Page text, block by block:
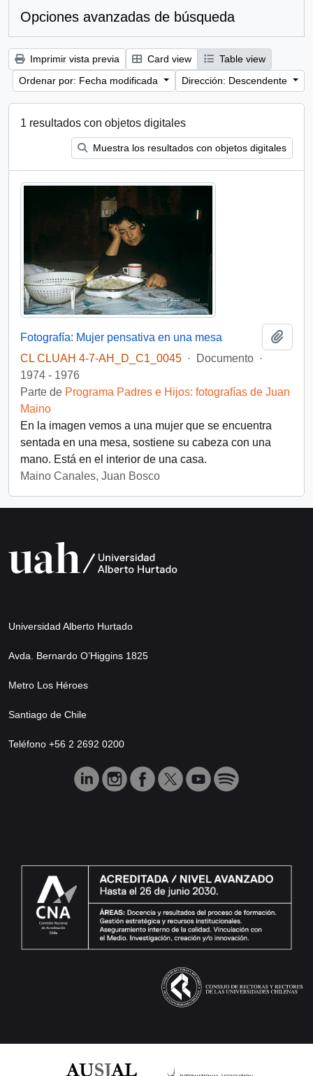
Opciones avanzadas de búsqueda
Imprimir vista previa Card view
Table view
Ordenar por: Fecha modificada
Dirección: Descendente
1 resultados con objetos digitales
Muestra los resultados con objetos digitales
Fotografía: Mujer pensativa en una mesa
CL CLUAH 4-7-AH_D_C1_0045 · Documento ·
1974 - 1976
Parte de Programa Padres e Hijos: fotografías de Juan
Maino
En la imagen vemos a una mujer que se encuentra
sentada en una mesa, sostiene su cabeza con una
mano. Está en el interior de una casa.
Maino Canales, Juan Bosco
Universidad Alberto Hurtado
Avda. Bernardo O’Higgins 1825
Metro Los Héroes
Santiago de Chile
Teléfono +56 2 2692 0200